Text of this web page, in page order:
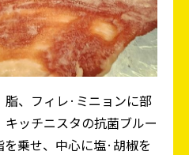
、フィレ·ミニョンに部
ッチニスタの抗菌ブルー
乗せ、中心に塩·胡椒を